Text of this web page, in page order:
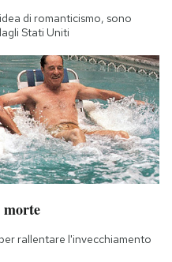
di romanticismo, sono
Stati Uniti
rallentare l'invecchiamento